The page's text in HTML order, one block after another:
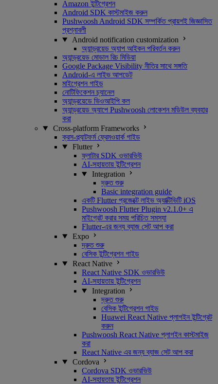
Amazon ইন্টিগ্রেশন
Android SDK কাস্টমাইজ করুন
Pushwoosh Android SDK সম্পর্কিত প্রায়শই জিজ্ঞাসিত
প্রশ্নাবলী
Android notification customization
অ্যান্ড্রয়েড অ্যাপ আইকন পরিবর্তন করুন
অ্যান্ড্রয়েড মোডাল রিচ মিডিয়া
Google Package Visibility নীতির সাথে সঙ্গতি
Android-এ লাইভ আপডেট
মাইগ্রেশন গাইড
নোটিফিকেশন চ্যানেল
অ্যান্ড্রয়েডে ভিওআইপি কল
অ্যান্ড্রয়েড অ্যাপে Pushwoosh লোকেশন মডিউল ব্যবহার
করা
Cross-platform Frameworks
ক্রস-প্ল্যাটফর্ম ফ্রেমওয়ার্ক গাইড
Flutter
ফ্লাটার SDK ওভারভিউ
AI-সহায়তায় ইন্টিগ্রেশন
Integration
দ্রুত শুরু
Basic integration guide
একটি Flutter প্রজেক্টে লাইভ অ্যাক্টিভিটি iOS
Pushwoosh Flutter Plugin v2.1.0+ এ
মাইগ্রেট করার সময় পরিচিত সমস্যা
Flutter-এর জন্য ব্যাজ সেট আপ করা
Expo
দ্রুত শুরু
বেসিক ইন্টিগ্রেশন গাইড
React Native
React Native SDK ওভারভিউ
AI-সহায়তায় ইন্টিগ্রেশন
Integration
দ্রুত শুরু
বেসিক ইন্টিগ্রেশন গাইড
Huawei React Native প্লাগইন ইন্টিগ্রেট
করুন
Pushwoosh React Native প্লাগইন কাস্টমাইজ
করা
React Native এর জন্য ব্যাজ সেট আপ করা
Cordova
Cordova SDK ওভারভিউ
AI-সহায়তায় ইন্টিগ্রেশন